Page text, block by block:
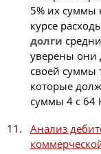
5% их суммы
курсе
долги
уверены они
своей суммы
которые
суммы 4 с 64
Анализ